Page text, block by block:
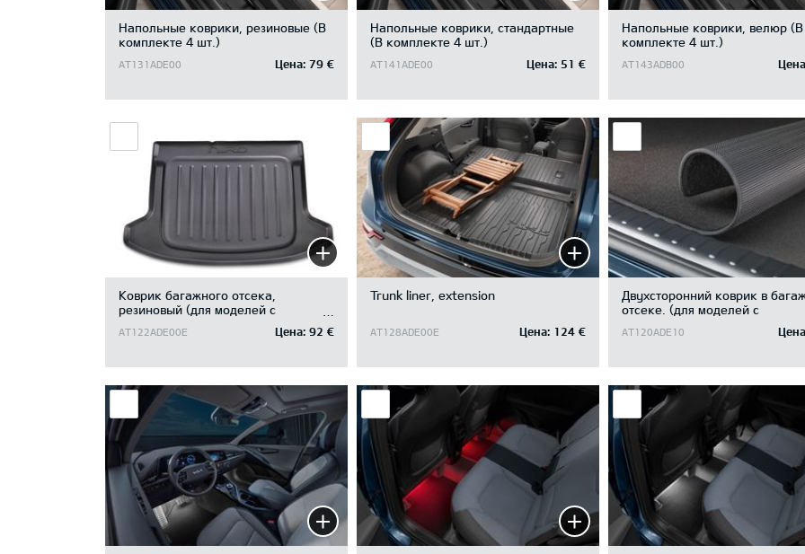
Напольные коврики, резиновые (В
комплекте 4 шт.)
AT131ADE00 Цена: 79 €
Напольные коврики, стандартные
(В комплекте 4 шт.)
AT141ADE00 Цена: 51 €
Напольные коврики, велюр (В
комплекте 4 шт.)
AT143ADB00
Коврик багажного отсека,
резиновый (для моделей с
отсека)
AT122ADE00E Цена: 92 €
Trunk liner, extension
AT128ADE00E Цена: 124 €
Двухсторонний коврик в
отсеке. (для моделей с
отсека)
AT120ADE10